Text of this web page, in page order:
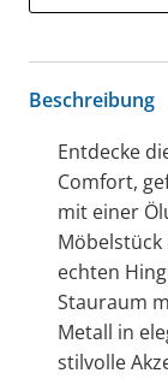
Beschreibung
Entdecke
Comfort,
mit einer
echten
Stauraum
Metall in
stilvolle